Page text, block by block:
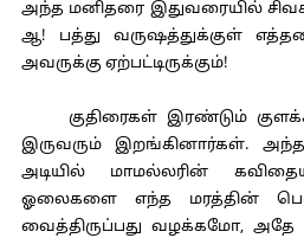
அந்த மனிதரை இதுவரையில்
ஆ! பத்து வருஷத்துக்குள்
அவருக்கு ஏற்பட்டிருக்கும்!
குதிரைகள் இரண்டும்
இருவரும் இறங்கினார்கள்.
அடியில் மாமல்லரின்
ஓலைகளை எந்த மரத்தின்
வைத்திருப்பது வழக்கமோ, அதே